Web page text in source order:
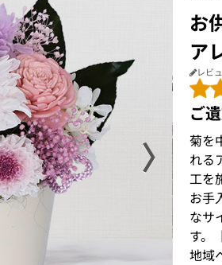
〉
お
ア
レビ
ご
菊を
れる
工を
お手
なサ
す。
地域